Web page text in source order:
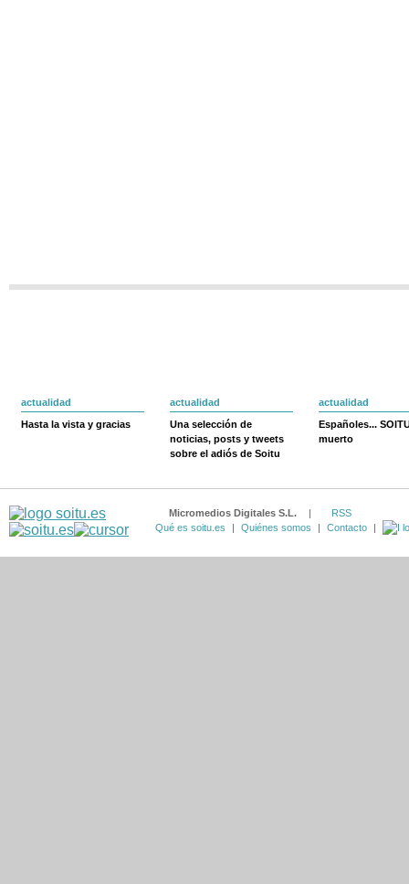
actualidad
Hasta la vista y gracias
actualidad
Una selección de
noticias, posts y tweets
sobre el adiós de Soitu
actualidad
Españoles...
muerto
Micromedios Digitales S.L. |
RSS
Qué es soitu.es
| Quiénes somos | Contacto |